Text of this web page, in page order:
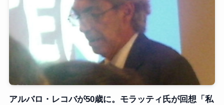
アルバロ・レコバが50歳に。モラッティ氏が回想「私